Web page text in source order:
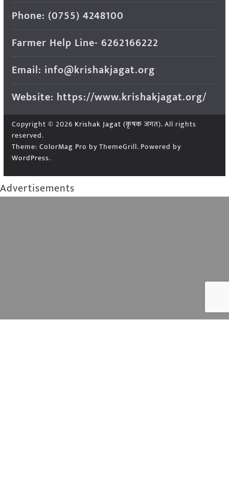
Phone: (0755) 4248100
Farmer Help Line- 6262166222
Email: info@krishakjagat.org
Website: https://www.krishakjagat.org/
Copyright © 2026 Krishak Jagat (कृषक जगत). All rights
reserved.
Theme: ColorMag Pro by ThemeGrill. Powered by
WordPress.
Advertisements